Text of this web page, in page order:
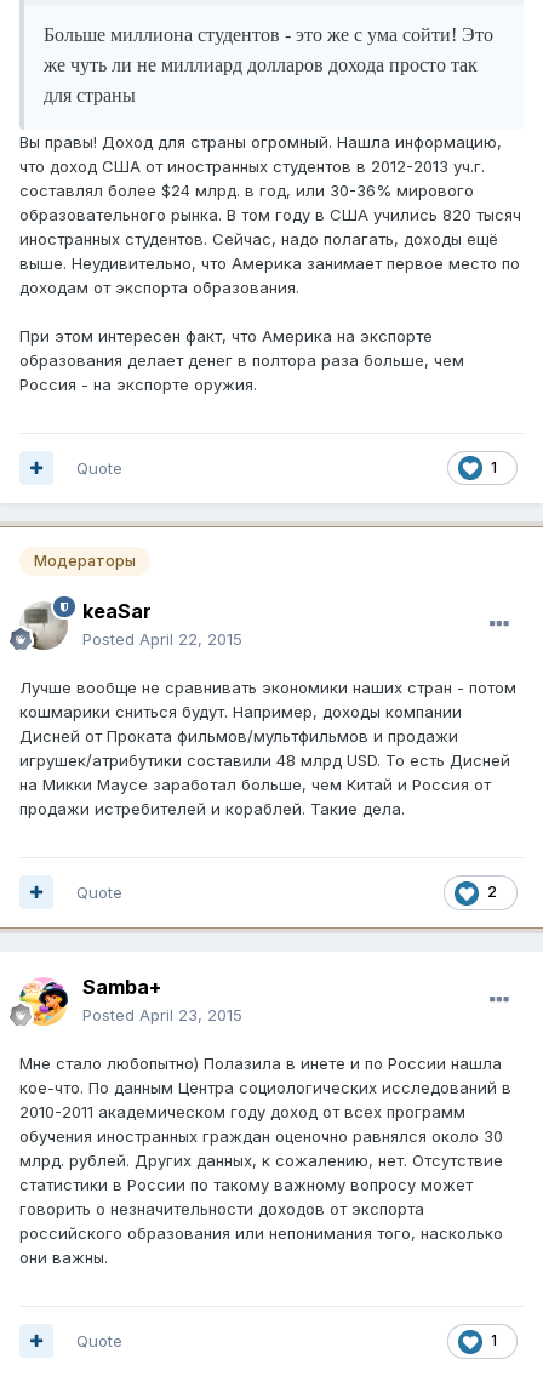
Больше миллиона студентов - это же с ума сойти! Это
же чуть ли не миллиард долларов дохода просто так
для страны
Вы правы! Доход для страны огромный. Нашла информацию,
что доход США от иностранных студентов в 2012-2013 уч.г.
составлял более $24 млрд. в год, или 30-36% мирового
образовательного рынка. В том году в США учились 820 тысяч
иностранных студентов. Сейчас, надо полагать, доходы ещё
выше. Неудивительно, что Америка занимает первое место по
доходам от экспорта образования.
При этом интересен факт, что Америка на экспорте
образования делает денег в полтора раза больше, чем
Россия - на экспорте оружия.
1
Quote
Модераторы
keaSar
Posted April 22, 2015
Лучше вообще не сравнивать экономики наших стран - потом
кошмарики сниться будут. Например, доходы компании
Дисней от Проката фильмов/мультфильмов и продажи
игрушек/атрибутики составили 48 млрд USD. То есть Дисней
на Микки Маусе заработал больше, чем Китай и Россия от
продажи истребителей и кораблей. Такие дела.
2
Quote
Samba+
Posted April 23, 2015
Мне стало любопытно) Полазила в инете и по России нашла
кое-что. По данным Центра социологических исследований в
2010-2011 академическом году доход от всех программ
обучения иностранных граждан оценочно равнялся около 30
млрд. рублей. Других данных, к сожалению, нет. Отсутствие
статистики в России по такому важному вопросу может
говорить о незначительности доходов от экспорта
российского образования или непонимания того, насколько
они важны.
1
Quote